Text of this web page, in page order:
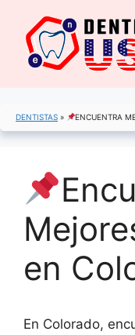
contenido
DENTISTAS » ENCUENTRA
en
En Colorado,